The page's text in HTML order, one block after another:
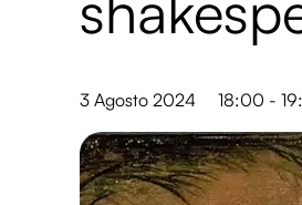
3 Agosto 2024 18:00 -